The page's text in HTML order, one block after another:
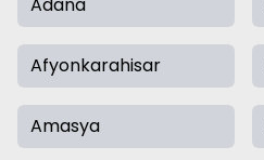
Afyonkarahisar
Amasya